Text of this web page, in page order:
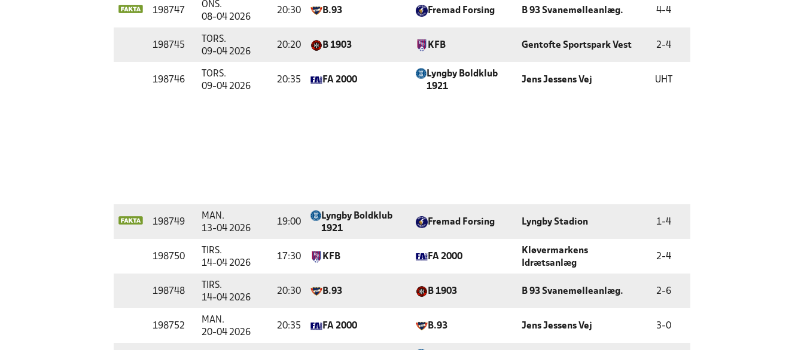
198747
ONS.
08-04 2026
20:30 B.93 Fremad Forsing B 93 Svanemølleanlæg. 4-4
198745
TORS.
09-04 2026
20:20 B 1903 KFB Gentofte Sportspark Vest 2-4
198746
TORS.
09-04 2026
20:35 FA 2000
Lyngby Boldklub
1921
Jens Jessens Vej UHT
198749
MAN.
13-04 2026
19:00
Lyngby Boldklub
1921
Fremad Forsing Lyngby Stadion 1-4
198750
TIRS.
14-04 2026
17:30 KFB FA 2000
Kløvermarkens
Idrætsanlæg
2-4
198748
TIRS.
14-04 2026
20:30 B.93 B 1903 B 93 Svanemølleanlæg. 2-6
198752
MAN.
20-04 2026
20:35 FA 2000 B.93 Jens Jessens Vej 3-0